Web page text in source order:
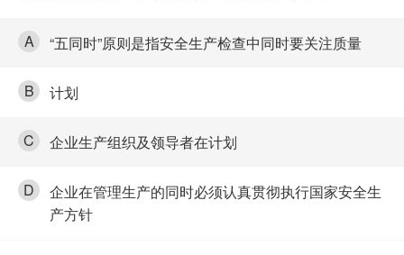
A “五同时”原则是指安全生产检查中同时要关注质量
B 计划
C 企业生产组织及领导者在计划
D
企业在管理生产的同时必须认真贯彻执行国家安全生
产方针